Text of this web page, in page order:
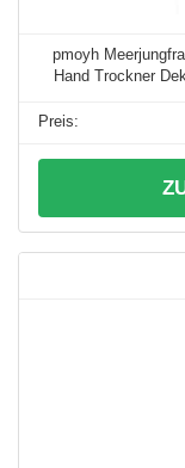
pmoyh
Hand Trockner